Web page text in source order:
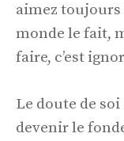
aimez toujours
monde le fait,
faire, c’est
Le doute de
devenir le